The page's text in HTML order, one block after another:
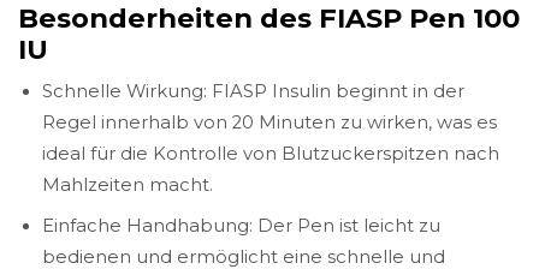
Besonderheiten des FIASP Pen 100
IU
Schnelle Wirkung: FIASP Insulin beginnt in der
Regel innerhalb von 20 Minuten zu wirken, was es
ideal für die Kontrolle von Blutzuckerspitzen nach
Mahlzeiten macht.
Einfache Handhabung: Der Pen ist leicht zu
bedienen und ermöglicht eine schnelle und